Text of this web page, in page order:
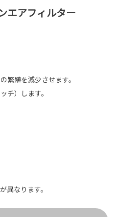
エアフィルター
繁殖を減少させます。
チ）します。
異なります。